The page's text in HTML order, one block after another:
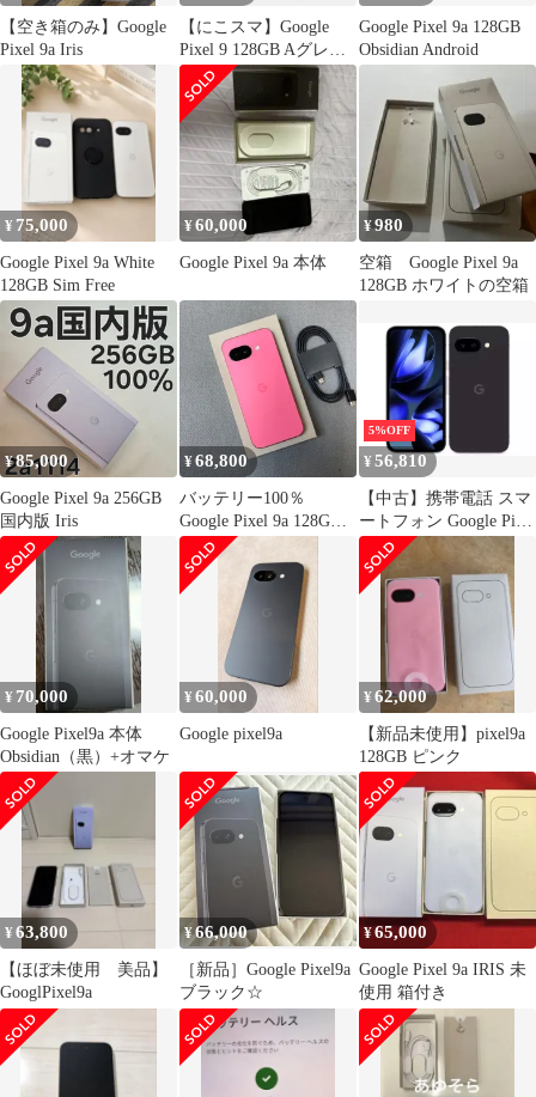
【空き箱のみ】Google
Pixel 9a Iris
【にこスマ】Google
Pixel 9 128GB Aグレー
ド Obsidian Wintergreen
Peony Porcelain
Google Pixel 9a 128GB
Obsidian Android
¥ 75,000
Google Pixel 9a White
128GB Sim Free
¥60,000
Google Pixel 9a 本体
¥980
空箱 Google Pixel 9a
128GB ホワイトの空箱
¥85,000
Google Pixel 9a 256GB
国内版 Iris
¥68,800
バッテリー100％
Google Pixel 9a 128GB
Peony 国内版 SIMフリ
ー
5%OFF
¥56,810
【中古】携帯電話 スマ
ートフォン Google Pixel
9a 8GB/128GB (SIMフ
リー/Obsidian)
[GA05769-JP]
¥ 70,000
Google Pixel9a 本体
Obsidian（黒）+オマケ
¥60,000
Google pixel9a
¥62,000
【新品未使用】pixel9a
128GB ピンク
¥63,800
【ほぼ未使用 美品】
GooglPixel9a
¥66,000
［新品］Google Pixel9a
ブラック☆
¥65,000
Google Pixel 9a IRIS 未
使用 箱付き